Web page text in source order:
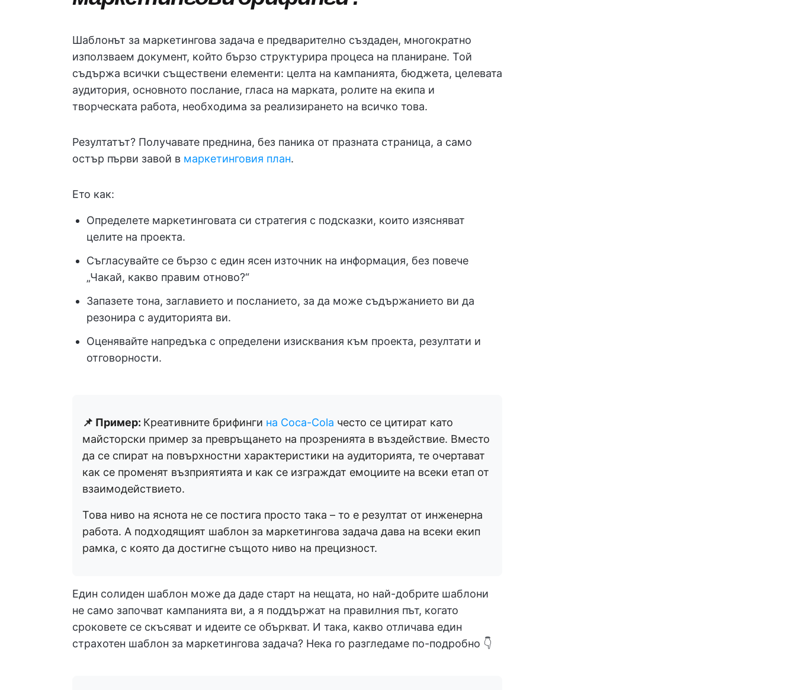
Шаблонът за маркетингова задача е предварително създаден, многократно
използваем документ, който бързо структурира процеса на планиране. Той
съдържа всички съществени елементи: целта на кампанията, бюджета, целевата
аудитория, основното послание, гласа на марката, ролите на екипа и
творческата работа, необходима за реализирането на всичко това.
Резултатът? Получавате преднина, без паника от празната страница, а само
остър първи завой в маркетинговия план.
Ето как:
Определете маркетинговата си стратегия с подсказки, които изясняват
целите на проекта.
Съгласувайте се бързо с един ясен източник на информация, без повече
„Чакай, какво правим отново?“
Запазете тона, заглавието и посланието, за да може съдържанието ви да
резонира с аудиторията ви.
Оценявайте напредъка с определени изисквания към проекта, резултати и
отговорности.
📌 Пример: Креативните брифинги на Coca-Cola често се цитират като
майсторски пример за превръщането на прозренията в въздействие. Вместо
да се спират на повърхностни характеристики на аудиторията, те очертават
как се променят възприятията и как се изграждат емоциите на всеки етап от
взаимодействието.
Това ниво на яснота не се постига просто така – то е резултат от инженерна
работа. А подходящият шаблон за маркетингова задача дава на всеки екип
рамка, с която да достигне същото ниво на прецизност.
Един солиден шаблон може да даде старт на нещата, но най-добрите шаблони
не само започват кампанията ви, а я поддържат на правилния път, когато
сроковете се скъсяват и идеите се объркват. И така, какво отличава един
страхотен шаблон за маркетингова задача? Нека го разгледаме по-подробно 👇